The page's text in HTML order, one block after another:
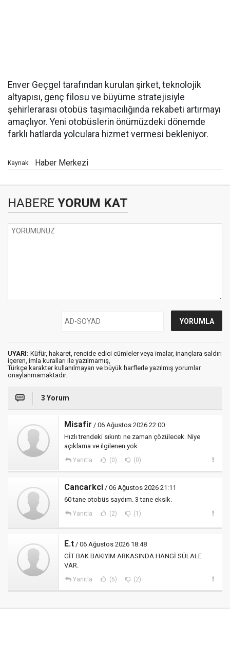
Enver Geçgel tarafından kurulan şirket, teknolojik
altyapısı, genç filosu ve büyüme stratejisiyle
şehirlerarası otobüs taşımacılığında rekabeti artırmayı
amaçlıyor. Yeni otobüslerin önümüzdeki dönemde
farklı hatlarda yolculara hizmet vermesi bekleniyor.
Kaynak: Haber Merkezi
HABERE YORUM KAT
UYARI: Küfür, hakaret, rencide edici cümleler veya imalar, inançlara saldırı
içeren, imla kuralları ile yazılmamış,
Türkçe karakter kullanılmayan ve büyük harflerle yazılmış yorumlar
onaylanmamaktadır.
3 Yorum
Misafir / 06 Ağustos 2026 22:00
Hızlı trendeki sıkıntı ne zaman çözülecek. Niye
açıklama ve ilgilenen yok
Yanıtla (0) (0)
Cancarkci / 06 Ağustos 2026 21:11
60 tane otobüs saydım. 3 tane eksik.
Yanıtla (2) (1)
E.t / 06 Ağustos 2026 18:48
GİT BAK BAKIYIM ARKASINDA HANGİ SÜLALE
VAR.
Yanıtla (5) (2)